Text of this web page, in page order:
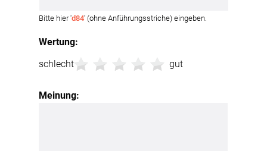
Wertung:
schlecht
gut
Meinung:
Bitte hier 'd84' (ohne Anführungsstriche) eingeben.